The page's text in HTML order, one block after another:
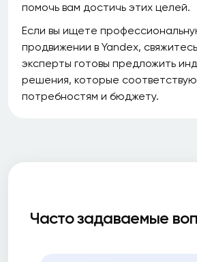
помочь вам достичь этих целей.
Если вы ищете
продвижении в Yandex,
эксперты готовы предложить
решения, которые
потребностям и бюджету.
Часто задаваемые